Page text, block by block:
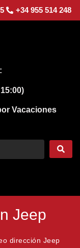
+34 955 514 248
Vacaciones
Jeep
dirección Jeep